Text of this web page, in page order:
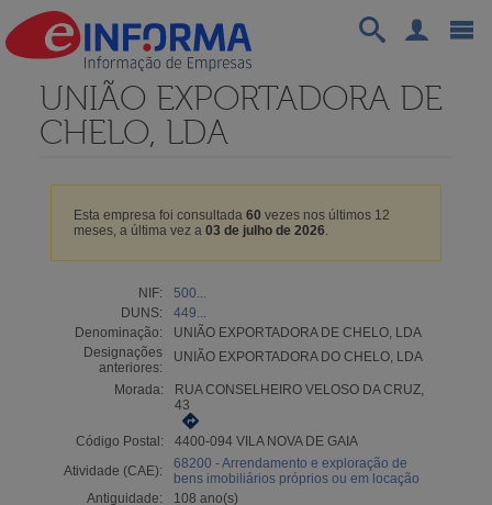
UNIÃO EXPORTADORA DE
CHELO, LDA
Esta empresa foi consultada 60 vezes nos últimos 12
meses, a última vez a 03 de julho de 2026.
NIF:
500...
DUNS:
449...
Denominação:
UNIÃO EXPORTADORA DE CHELO, LDA
Designações
anteriores:
UNIÃO EXPORTADORA DO CHELO, LDA
Morada:
RUA CONSELHEIRO VELOSO DA CRUZ,
43
Código Postal:
4400-094 VILA NOVA DE GAIA
Atividade (CAE):
68200 - Arrendamento e exploração de
bens imobiliários próprios ou em locação
Antiguidade:
108 ano(s)